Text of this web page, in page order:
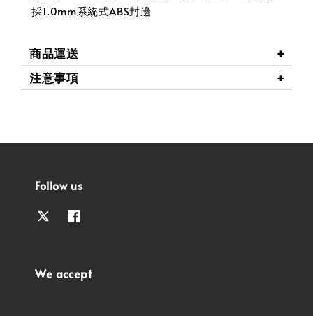
採1.0mm系統式ABS封邊
商品運送
注意事項
Follow us
We accept